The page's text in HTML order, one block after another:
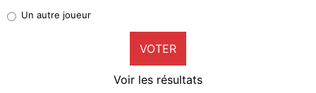
9%
Un autre joueur
VOTER
Voir les résultats